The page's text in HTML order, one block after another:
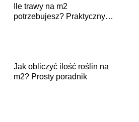
Ile trawy na m2
potrzebujesz? Praktyczny
Jak obliczyć ilość roślin na
m2? Prosty poradnik